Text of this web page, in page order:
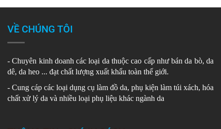
VỀ CHÚNG TÔI
- Chuyên kinh doanh các loại da thuộc cao cấp như bán da bò, da
dê, da heo ... đạt chất lượng xuất khẩu toàn thế giới.
- Cung cáp các loại dụng cụ làm đồ da, phụ kiện làm túi xách, hóa
chất xử lý da và nhiều loại phụ liệu khác ngành da